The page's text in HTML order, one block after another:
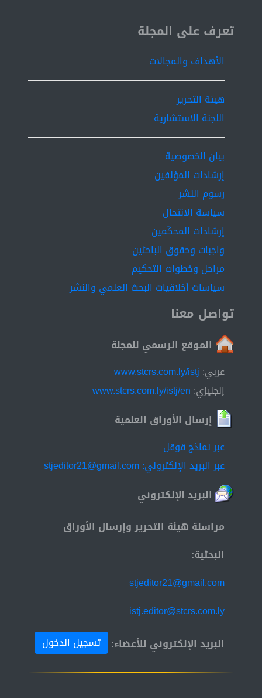
ISSN 2519-9854
تعرف على المجلة
الأهداف والمجالات
هيئة التحرير
اللجنة الاستشارية
بيان الخصوصية
إرشادات المؤلفين
رسوم النشر
سياسة الانتحال
إرشادات المحكّمين
واجبات وحقوق الباحثين
مراحل وخطوات التحكيم
سياسات أخلاقيات البحث العلمي والنشر
تواصل معنا
الموقع الرسمي للمجلة
عربي: www.stcrs.com.ly/istj
إنجليزي: www.stcrs.com.ly/istj/en
إرسال الأوراق العلمية
عبر نماذج قوقل
عبر البريد الإلكتروني: stjeditor21@gmail.com
البريد الإلكتروني
مراسلة هيئة التحرير وإرسال الأوراق
البحثية:
stjeditor21@gmail.com
istj.editor@stcrs.com.ly
البريد الإلكتروني للأعضاء:
تسجيل الدخول